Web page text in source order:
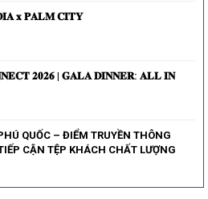
𝐱 𝐏𝐀𝐋𝐌 𝐂𝐈𝐓𝐘
𝟐𝟎𝟐𝟔 | 𝐆𝐀𝐋𝐀 𝐃𝐈𝐍𝐍𝐄𝐑: 𝐀𝐋𝐋 𝐈𝐍
QUỐC – ĐIỂM TRUYỀN THÔNG
CẬN TỆP KHÁCH CHẤT LƯỢNG